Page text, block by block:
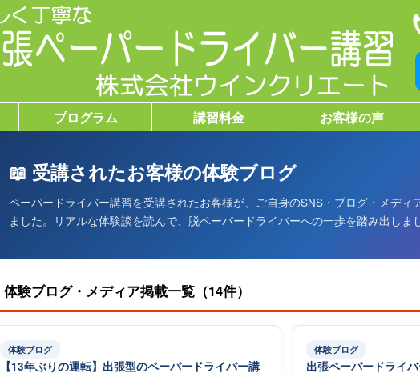
プログラム 講習料金 お客様の声
📖 受講されたお客様の体験ブログ
ペーパードライバー講習を受講されたお客様が、ご自身のSNS・ブログ・メディ
ました。リアルな体験談を読んで、脱ペーパードライバーへの一歩を踏み出しま
体験ブログ・メディア掲載一覧（14件）
体験ブログ
【13年ぶりの運転】出張型のペーパードライバー講
体験ブログ
出張ペーパードライ